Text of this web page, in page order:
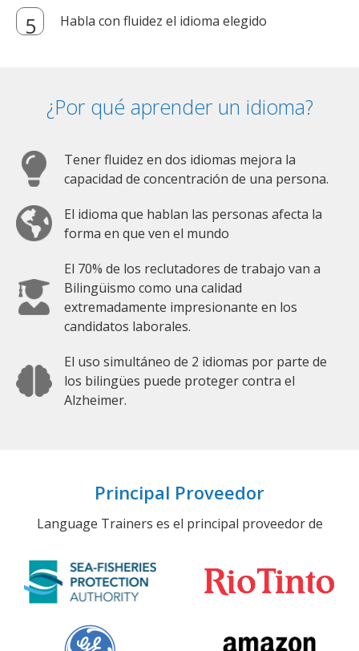
Habla con fluidez el idioma elegido
¿Por qué aprender un idioma?
Tener fluidez en dos idiomas mejora la
capacidad de concentración de una persona.
El idioma que hablan las personas afecta la
forma en que ven el mundo
El 70% de los reclutadores de trabajo van a
Bilingüismo como una calidad
extremadamente impresionante en los
candidatos laborales.
El uso simultáneo de 2 idiomas por parte de
los bilingües puede proteger contra el
Alzheimer.
Principal Proveedor
Language Trainers es el principal proveedor de